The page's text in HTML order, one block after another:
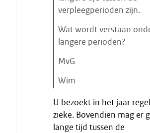
verpleegperioden zijn.
Wat wordt verstaan
langere perioden?
MvG
Wim
i
n
d
U bezoekt in het jaar
zieke. Bovendien mag er
lange tijd tussen de